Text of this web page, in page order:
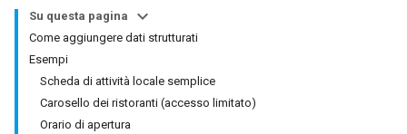
Su questa pagina
Come aggiungere dati strutturati
Esempi
Scheda di attività locale semplice
Carosello dei ristoranti (accesso limitato)
Orario di apertura